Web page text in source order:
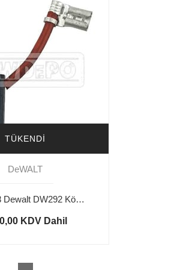
TÜKENDI
DeWALT
617848-03 Dewalt DW292 Kömür
KDV Dahil